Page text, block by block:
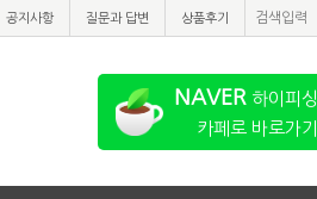
공지사항 질문과 답변 상품후기
NAVER 하이피싱
카페로 바로가기